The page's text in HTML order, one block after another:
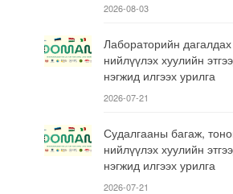
2026-08-03
Лабораторийн дагалдах
нийлүүлэх хуулийн
нэгжид илгээх урилга
2026-07-21
Судалгааны багаж,
нийлүүлэх хуулийн
нэгжид илгээх урилга
2026-07-21